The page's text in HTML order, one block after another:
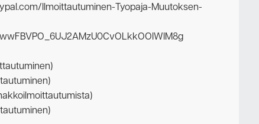
Ilmoittautuminen-Tyopaja-Muutoksen-